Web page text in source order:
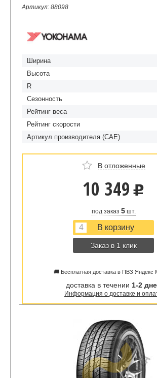
Артикул: 88098
Ширина
Высота
R
Сезонность
Рейтинг веса
Рейтинг скорости
Артикул производителя (CAE)
В отложенные
10 349 u
под заказ 5шт.
Заказ в 1 клик
🚚 Бесплатная доставка в ПВЗ Яндекс
доставка в течении 1-2
Информация о доставке и